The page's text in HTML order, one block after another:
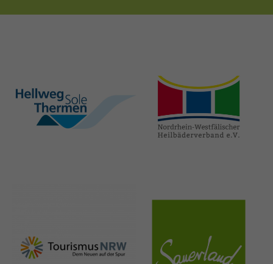
hellweg-sole-
thermen.de
heilbaeder.de
nrw-
tourismus.de
sauerland.co
m